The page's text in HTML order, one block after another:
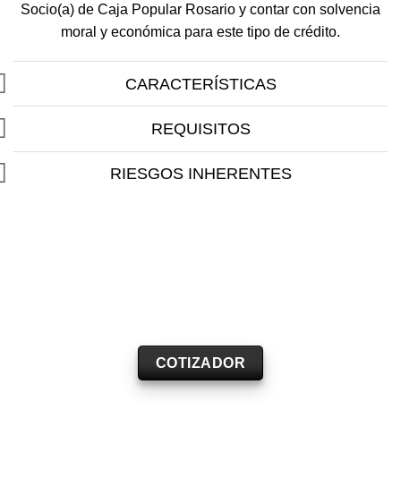
Socio(a) de Caja Popular Rosario y contar con solvencia
moral y económica para este tipo de crédito.
CARACTERÍSTICAS
REQUISITOS
RIESGOS INHERENTES
COTIZADOR